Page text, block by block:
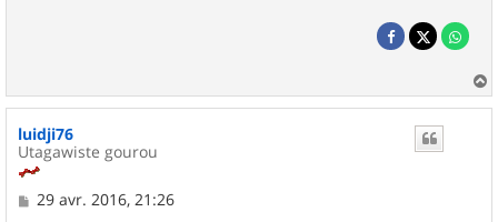
a
luidji76
Utagawiste gourou
M
29 avr. 2016, 21:26